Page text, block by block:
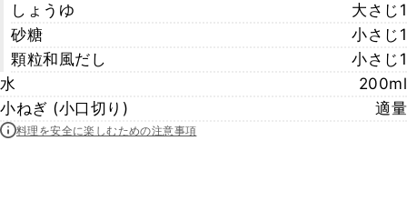
しょうゆ
大さじ1
砂糖
小さじ1
顆粒和風だし
小さじ1
水
200ml
小ねぎ (小口切り)
適量
料理を安全に楽しむための注意事項